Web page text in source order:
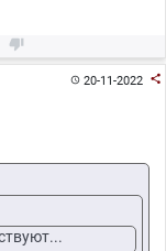

20-11-2022 